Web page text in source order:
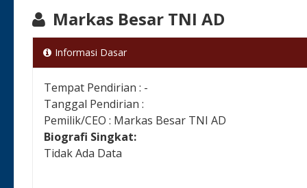
Markas Besar TNI AD
Informasi Dasar
Tempat Pendirian : -
Tanggal Pendirian :
Pemilik/CEO : Markas Besar TNI AD
Biografi Singkat:
Tidak Ada Data